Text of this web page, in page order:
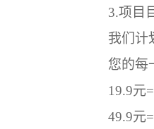
3.项目
我们计
您的每
19.9元=
49.9元=